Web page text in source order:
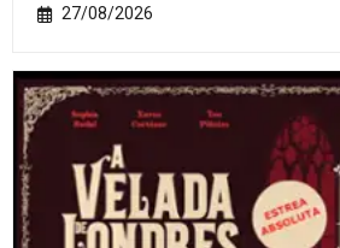
27/08/2026